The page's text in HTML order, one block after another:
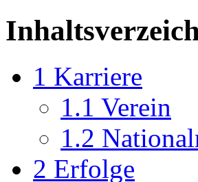
1 Karriere
1.1 Verein
1.2
2 Erfolge